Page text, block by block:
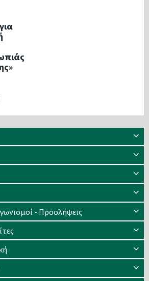
- Προσλήψεις